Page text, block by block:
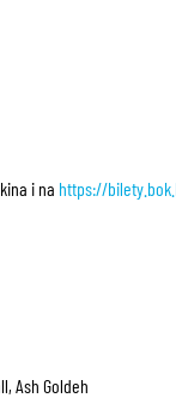
i na https://
Ash Goldeh